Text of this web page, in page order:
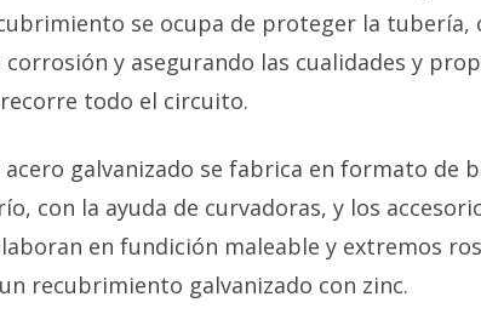
se ocupa de proteger la tubería,
corrosión y asegurando las cualidades y
todo el circuito.
galvanizado se fabrica en formato de
con la ayuda de curvadoras, y los
en fundición maleable y extremos
recubrimiento galvanizado con zinc.